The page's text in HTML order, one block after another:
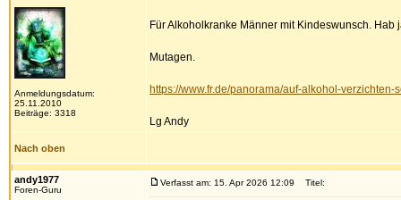
Anmeldungsdatum:
25.11.2010
Beiträge: 3318
Für Alkoholkranke Männer mit Kindeswunsch.
Mutagen.
https://www.fr.de/panorama/auf-alkohol-
Lg Andy
Nach oben
andy1977
Foren-Guru
Verfasst am: 15. Apr 2026 12:09 Titel: